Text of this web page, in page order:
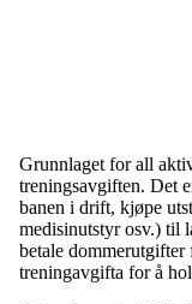
Grunnlaget for all
treningsavgiften. Det
banen i drift, kjøpe
medisinutstyr osv.) til
betale
treningavgifta for å